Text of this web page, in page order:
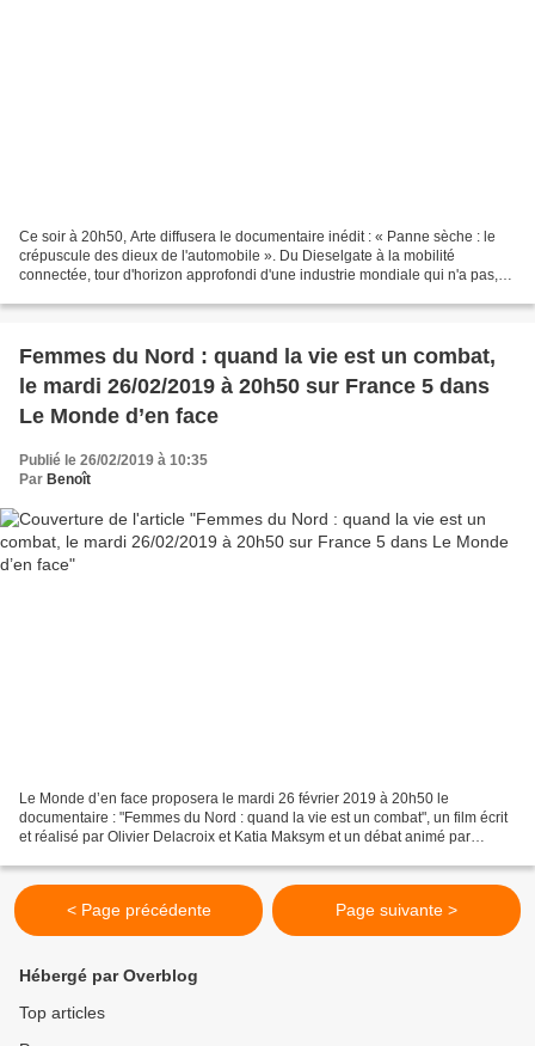
Ce soir à 20h50, Arte diffusera le documentaire inédit : « Panne sèche : le
crépuscule des dieux de l'automobile ». Du Dieselgate à la mobilité
connectée, tour d'horizon approfondi d'une industrie mondiale qui n'a pas,
Femmes du Nord : quand la vie est un combat,
le mardi 26/02/2019 à 20h50 sur France 5 dans
Le Monde d’en face
Publié le 26/02/2019 à 10:35
Par Benoît
Le Monde d’en face proposera le mardi 26 février 2019 à 20h50 le
documentaire : "Femmes du Nord : quand la vie est un combat", un film écrit
et réalisé par Olivier Delacroix et Katia Maksym et un débat animé par
< Page précédente Page suivante >
Hébergé par Overblog
Top articles